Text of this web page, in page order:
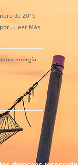
de 2016
…Leer Más
energía